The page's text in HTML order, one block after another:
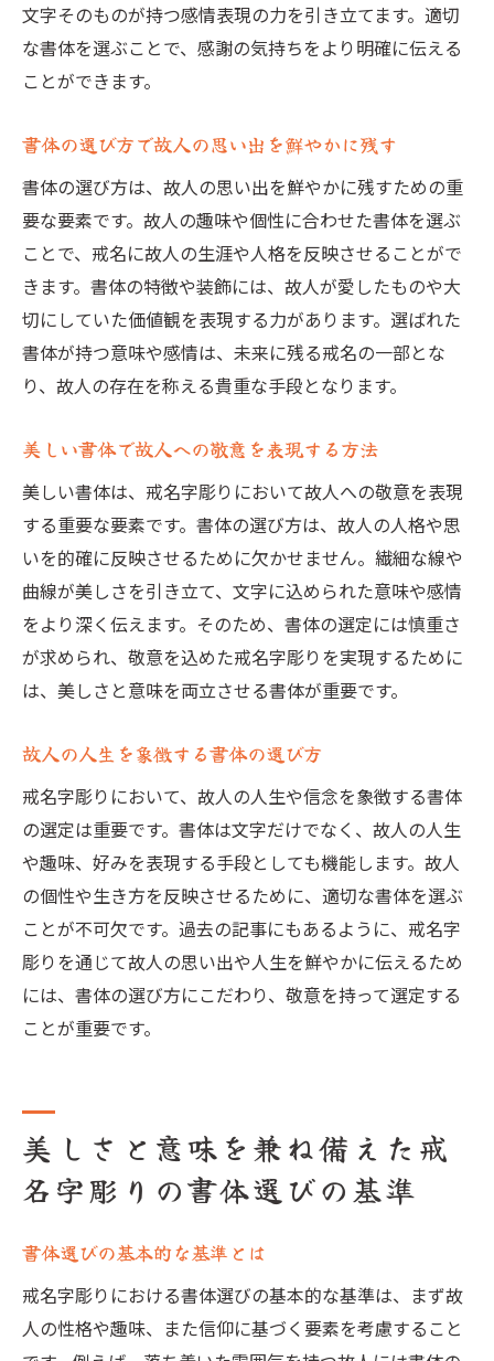
文字そのものが持つ感情表現の力を引き立てます。適切
な書体を選ぶことで、感謝の気持ちをより明確に伝える
ことができます。
書体の選び方で故人の思い出を鮮やかに残す
書体の選び方は、故人の思い出を鮮やかに残すための重
要な要素です。故人の趣味や個性に合わせた書体を選ぶ
ことで、戒名に故人の生涯や人格を反映させることがで
きます。書体の特徴や装飾には、故人が愛したものや大
切にしていた価値観を表現する力があります。選ばれた
書体が持つ意味や感情は、未来に残る戒名の一部とな
り、故人の存在を称える貴重な手段となります。
美しい書体で故人への敬意を表現する方法
美しい書体は、戒名字彫りにおいて故人への敬意を表現
する重要な要素です。書体の選び方は、故人の人格や思
いを的確に反映させるために欠かせません。繊細な線や
曲線が美しさを引き立て、文字に込められた意味や感情
をより深く伝えます。そのため、書体の選定には慎重さ
が求められ、敬意を込めた戒名字彫りを実現するために
は、美しさと意味を両立させる書体が重要です。
故人の人生を象徴する書体の選び方
戒名字彫りにおいて、故人の人生や信念を象徴する書体
の選定は重要です。書体は文字だけでなく、故人の人生
や趣味、好みを表現する手段としても機能します。故人
の個性や生き方を反映させるために、適切な書体を選ぶ
ことが不可欠です。過去の記事にもあるように、戒名字
彫りを通じて故人の思い出や人生を鮮やかに伝えるため
には、書体の選び方にこだわり、敬意を持って選定する
ことが重要です。
美しさと意味を兼ね備えた戒
名字彫りの書体選びの基準
書体選びの基本的な基準とは
戒名字彫りにおける書体選びの基本的な基準は、まず故
人の性格や趣味、また信仰に基づく要素を考慮すること